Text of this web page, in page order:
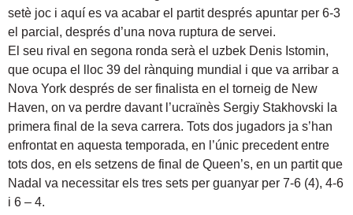
setè joc i aquí es va acabar el partit després apuntar per 6-3
el parcial, després d’una nova ruptura de servei.
El seu rival en segona ronda serà el uzbek Denis Istomin,
que ocupa el lloc 39 del rànquing mundial i que va arribar a
Nova York després de ser finalista en el torneig de New
Haven, on va perdre davant l’ucraïnès Sergiy Stakhovski la
primera final de la seva carrera. Tots dos jugadors ja s’han
enfrontat en aquesta temporada, en l’únic precedent entre
tots dos, en els setzens de final de Queen’s, en un partit que
Nadal va necessitar els tres sets per guanyar per 7-6 (4), 4-6
i 6 – 4.